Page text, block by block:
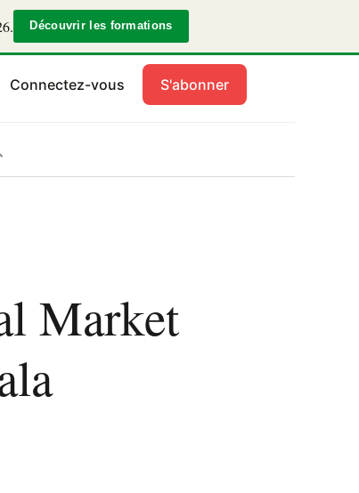
Découvrir les formations
Connectez-vous S'abonner
Market